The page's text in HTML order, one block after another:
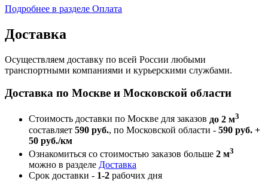
Подробнее в разделе Оплата
Доставка
Осуществляем доставку по всей России любыми
транспортными компаниями и курьерскими службами.
Доставка по Москве и Московской области
Стоимость доставки по Москве для заказов до 2 м3
составляет 590 руб., по Московской области - 590 руб. +
50 руб./км
Ознакомиться со стоимостью заказов больше 2 м3
можно в разделе Доставка
Срок доставки - 1-2 рабочих дня